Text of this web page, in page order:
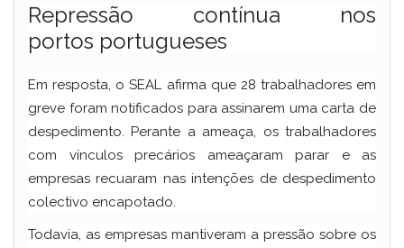
Repressão contínua nos
portos portugueses
Em resposta, o SEAL afirma que 28 trabalhadores em
greve foram notificados para assinarem uma carta de
despedimento. Perante a ameaça, os trabalhadores
com vínculos precários ameaçaram parar e as
empresas recuaram nas intenções de despedimento
colectivo encapotado.
Todavia, as empresas mantiveram a pressão sobre os